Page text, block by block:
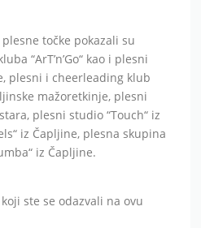
točke pokazali su
“ArT’n’Go“ kao i plesni
plesni i cheerleading klub
mažoretkinje, plesni
plesni studio “Touch“ iz
iz Čapljine, plesna skupina
iz Čapljine.
ste se odazvali na ovu